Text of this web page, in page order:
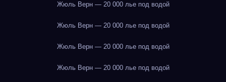
Жюль Верн — 20 000 лье под водой
Жюль Верн — 20 000 лье под водой
Жюль Верн — 20 000 лье под водой
Жюль Верн — 20 000 лье под водой